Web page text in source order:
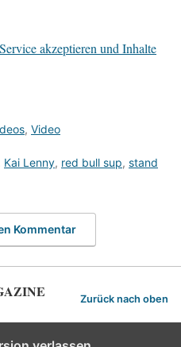
akzeptieren und Inhalte
, Video
Kai Lenny, red bull sup, stand
Kommentar
Zurück nach oben